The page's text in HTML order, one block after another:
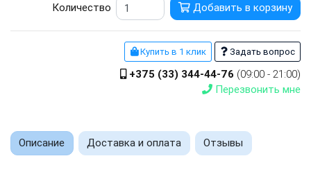
Количество Добавить в корзину
Купить в 1 клик Задать вопрос
+375 (33) 344-44-76 (09:00 - 21:00)
Перезвонить мне
Описание Доставка и оплата Отзывы